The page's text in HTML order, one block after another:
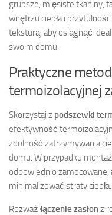
grubsze, mięsiste tkaniny,
wnętrzu ciepła i
teksturą, aby osiągnąć
swoim domu.
Praktyczne
termoizolacyjnej
Skorzystaj z podszewki
efektywność
zdolność zatrzymywania
domu. W przypadku
odpowiednio
minimalizować straty ciepła.
Rozważ łączenie zasłonz